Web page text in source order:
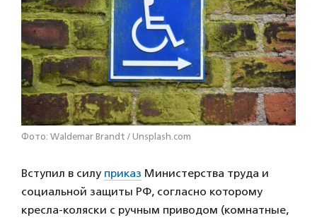
Фото: Waldemar Brandt / Unsplash.com
Вступил в силу приказ Министерства труда и
социальной защиты РФ, согласно которому
кресла-коляски с ручным приводом (комнатные,